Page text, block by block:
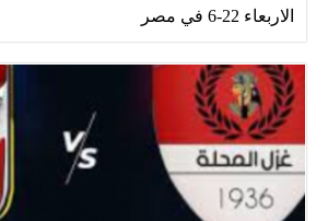
الاربعاء 22-6 في مصر